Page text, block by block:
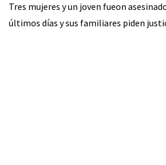
Tres mujeres y un joven fueon
últimos días y sus familiares piden